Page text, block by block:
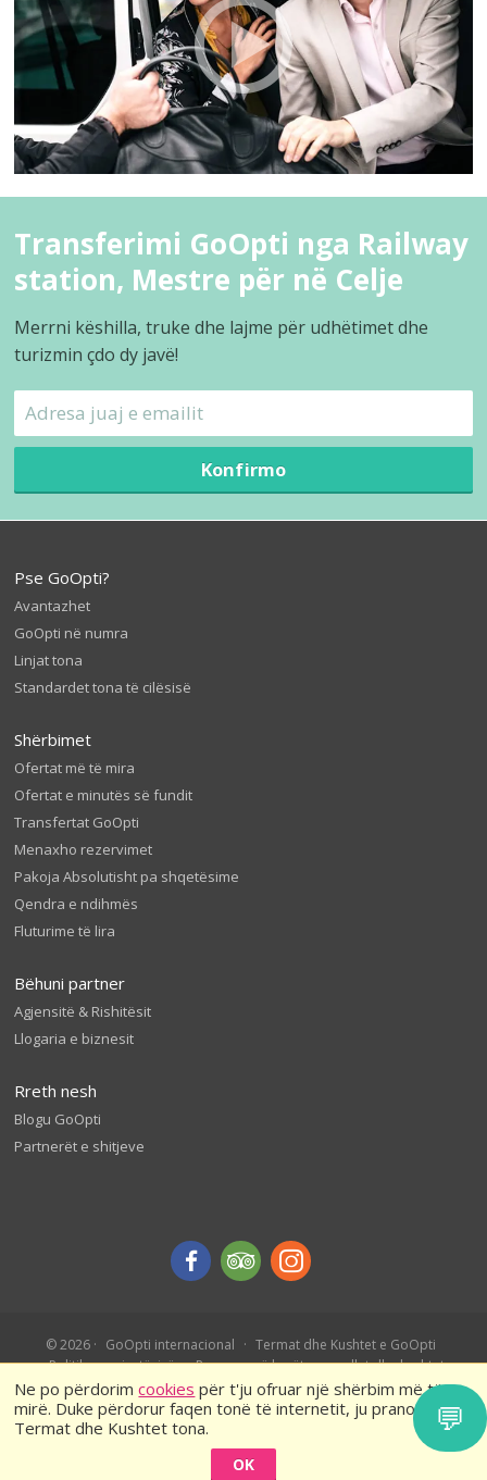
Ne po përdorimcookies për t'ju ofruar një shërbim më të
mirë. Duke përdorur faqen tonë të internetit, ju pranoni
Termat dhe Kushtet tona.
OK
Transferimi GoOpti nga Railway
station, Mestre për në Celje
Merrni këshilla, truke dhe lajme për udhëtimet dhe
turizmin çdo dy javë!
Konfirmo
Pse GoOpti?
Avantazhet
GoOpti në numra
Linjat tona
Standardet tona të cilësisë
Shërbimet
Ofertat më të mira
Ofertat e minutës së fundit
Transfertat GoOpti
Menaxho rezervimet
Pakoja Absolutisht pa shqetësime
Qendra e ndihmës
Fluturime të lira
Bëhuni partner
Agjensitë & Rishitësit
Llogaria e biznesit
Rreth nesh
Blogu GoOpti
Partnerët e shitjeve
© 2026 GoOpti internacional
Termat dhe Kushtet e GoOpti
Politika e privatësisë
Rezervo më herët – rregullat dhe kushtet
💬